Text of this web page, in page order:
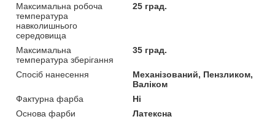
Максимальна робоча
температура
навколишнього
середовища
25 град.
Максимальна
температура зберігання
35 град.
Спосіб нанесення
Механізований, Пензликом,
Валіком
Фактурна фарба
Ні
Основа фарби
Латексна